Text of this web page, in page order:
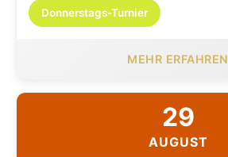
Donnerstags-Turnier
MEHR ERFAHREN
29
AUGUST